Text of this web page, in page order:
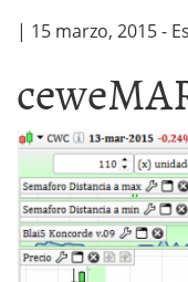
| 15 marzo, 2015-